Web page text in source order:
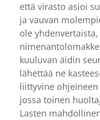
että virasto asioi
ja vauvan
ole
kuuluvan äidin
lähettää ne
liittyvine ohjeineen
jossa toinen
Lasten